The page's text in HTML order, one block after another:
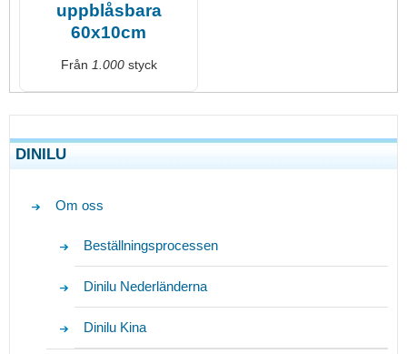
uppblåsbara
60x10cm
Från 1.000styck
DINILU
Om oss
Beställningsprocessen
Dinilu Nederländerna
Dinilu Kina